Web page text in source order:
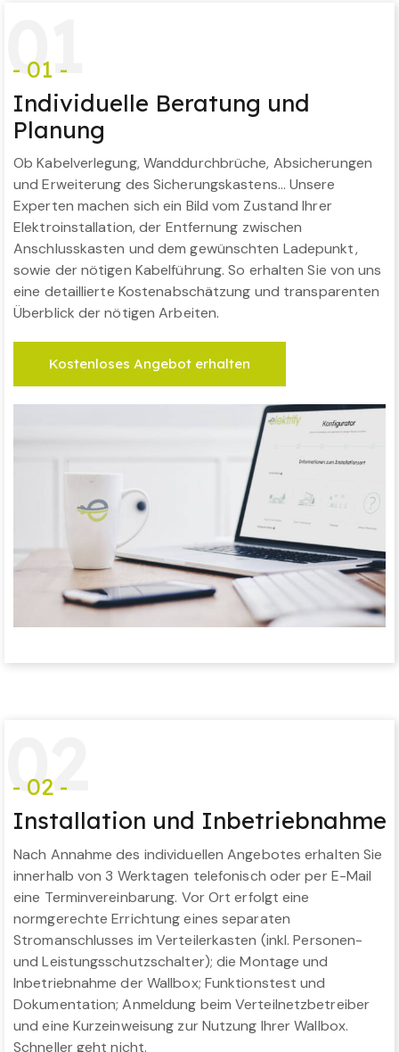
01
- 01 -
Individuelle Beratung und
Planung
Ob Kabelverlegung, Wanddurchbrüche, Absicherungen
und Erweiterung des Sicherungskastens… Unsere
Experten machen sich ein Bild vom Zustand Ihrer
Elektroinstallation, der Entfernung zwischen
Anschlusskasten und dem gewünschten Ladepunkt,
sowie der nötigen Kabelführung. So erhalten Sie von uns
eine detaillierte Kostenabschätzung und transparenten
Überblick der nötigen Arbeiten.
Kostenloses Angebot erhalten
02
- 02 -
Installation und Inbetriebnahme
Nach Annahme des individuellen Angebotes erhalten Sie
innerhalb von 3 Werktagen telefonisch oder per E-Mail
eine Terminvereinbarung. Vor Ort erfolgt eine
normgerechte Errichtung eines separaten
Stromanschlusses im Verteilerkasten (inkl. Personen-
und Leistungsschutzschalter); die Montage und
Inbetriebnahme der Wallbox; Funktionstest und
Dokumentation; Anmeldung beim Verteilnetzbetreiber
und eine Kurzeinweisung zur Nutzung Ihrer Wallbox.
Schneller geht nicht.